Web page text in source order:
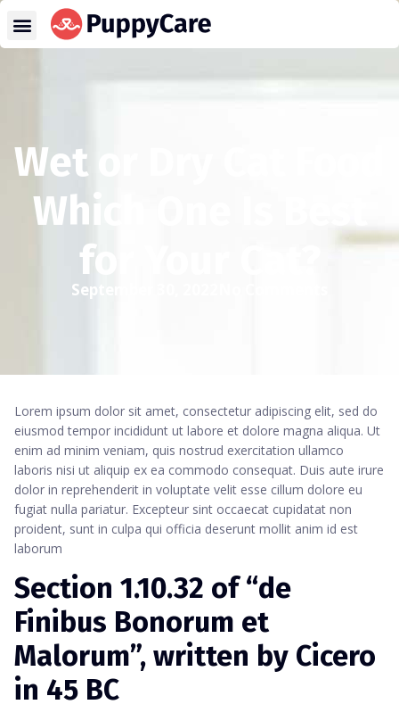
Wet or Dry Cat Food
Which One Is Best
for Your Cat?
September 30, 2022
Lorem ipsum dolor sit amet, consectetur adipiscing elit, sed do
eiusmod tempor incididunt ut labore et dolore magna aliqua. Ut
enim ad minim veniam, quis nostrud exercitation ullamco
laboris nisi ut aliquip ex ea commodo consequat. Duis aute irure
dolor in reprehenderit in voluptate velit esse cillum dolore eu
fugiat nulla pariatur. Excepteur sint occaecat cupidatat non
proident, sunt in culpa qui officia deserunt mollit anim id est
laborum
Section 1.10.32 of “de
Finibus Bonorum et
Malorum”, written by Cicero
in 45 BC